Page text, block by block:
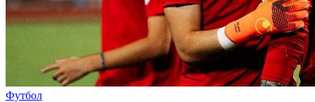
Футбол